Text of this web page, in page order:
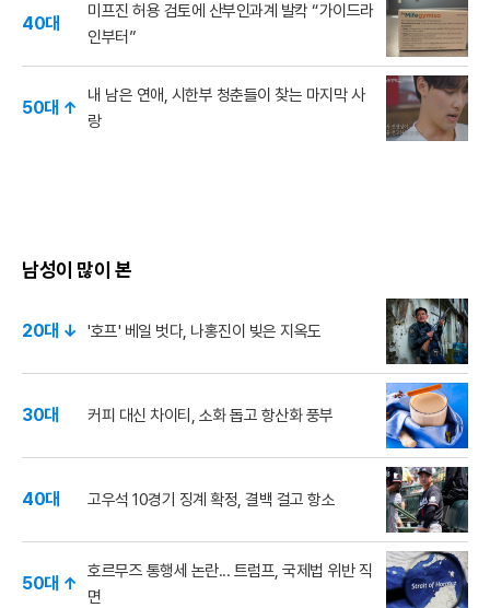
40대
미프진 허용 검토에 산부인과계 발칵 “가이드라
인부터”
50대 ↑
내 남은 연애, 시한부 청춘들이 찾는 마지막 사
랑
남성이 많이 본
20대 ↓ '호프' 베일 벗다, 나홍진이 빚은 지옥도
30대 커피 대신 차이티, 소화 돕고 항산화 풍부
40대 고우석 10경기 징계 확정, 결백 걸고 항소
50대 ↑
호르무즈 통행세 논란... 트럼프, 국제법 위반 직
면